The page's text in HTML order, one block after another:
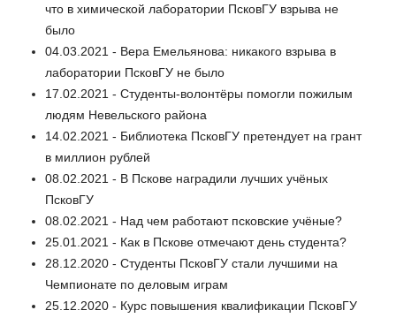
что в химической лаборатории ПсковГУ взрыва не
было
04.03.2021 - Вера Емельянова: никакого взрыва в
лаборатории ПсковГУ не было
17.02.2021 - Студенты-волонтёры помогли пожилым
людям Невельского района
14.02.2021 - Библиотека ПсковГУ претендует на грант
в миллион рублей
08.02.2021 - В Пскове наградили лучших учёных
ПсковГУ
08.02.2021 - Над чем работают псковские учёные?
25.01.2021 - Как в Пскове отмечают день студента?
28.12.2020 - Студенты ПсковГУ стали лучшими на
Чемпионате по деловым играм
25.12.2020 - Курс повышения квалификации ПсковГУ